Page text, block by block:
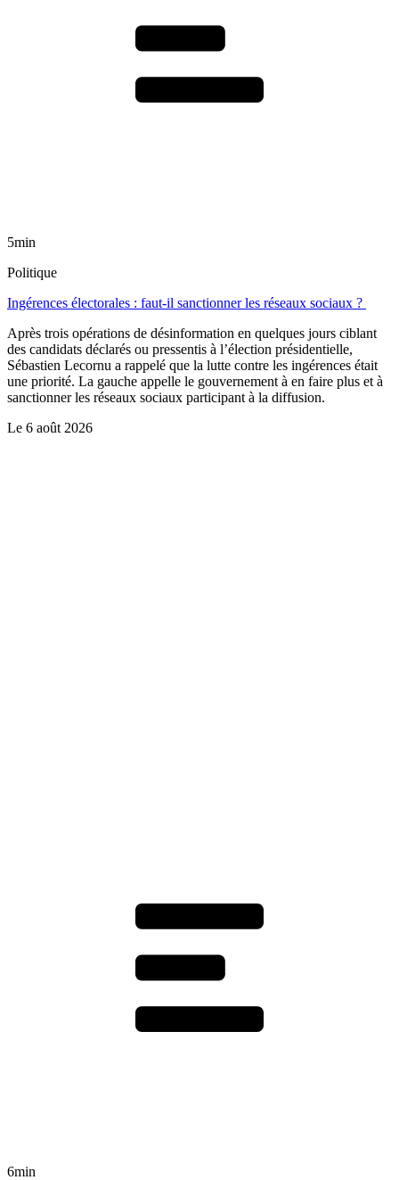
5min
Politique
Ingérences électorales : faut-il sanctionner les réseaux sociaux ?
Après trois opérations de désinformation en quelques jours ciblant
des candidats déclarés ou pressentis à l’élection présidentielle,
Sébastien Lecornu a rappelé que la lutte contre les ingérences était
une priorité. La gauche appelle le gouvernement à en faire plus et à
sanctionner les réseaux sociaux participant à la diffusion.
Le 6 août 2026
6min